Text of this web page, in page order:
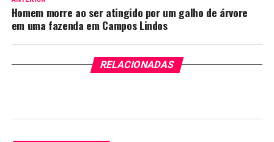
Homem morre ao ser atingido por um galho de árvore
em uma fazenda em Campos Lindos
RELACIONADAS